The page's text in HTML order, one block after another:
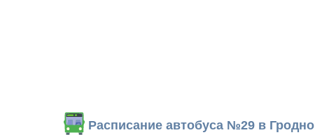
Расписание автобуса №29 в Гродно